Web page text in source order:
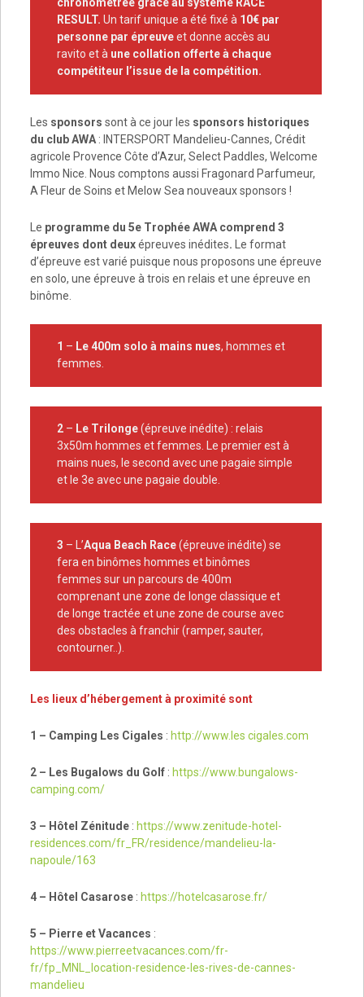
chronométrée grâce au système RACE
RESULT. Un tarif unique a été fixé à 10€ par
personne par épreuveet donne accès au
ravito et à une collation offerte à chaque
compétiteur l’issue de la compétition.
Les sponsors sont à ce jour les sponsors historiques
du club AWA : INTERSPORT Mandelieu-Cannes, Crédit
agricole Provence Côte d’Azur, Select Paddles, Welcome
Immo Nice. Nous comptons aussi Fragonard Parfumeur,
A Fleur de Soins et Melow Sea nouveaux sponsors !
Le programme du 5e Trophée AWA comprend 3
épreuves dont deuxépreuves inédites. Le format
d’épreuve est varié puisque nous proposons une épreuve
en solo, une épreuve à trois en relais et une épreuve en
binôme.
1 – Le 400m solo à mains nues, hommes et
femmes.
2– Le Trilonge(épreuve inédite) : relais
3x50m hommes et femmes. Le premier est à
mains nues, le second avec une pagaie simple
et le 3e avec une pagaie double.
3 – L’Aqua Beach Race(épreuve inédite) se
fera en binômes hommes et binômes
femmes sur un parcours de 400m
comprenant une zone de longe classique et
de longe tractée et une zone de course avec
des obstacles à franchir (ramper, sauter,
contourner..).
Les lieux d’hébergement à proximité sont
1 – Camping Les Cigales : http://www.les cigales.com
2 – Les Bugalows du Golf: https://www.bungalows-
camping.com/
3 – Hôtel Zénitude: https://www.zenitude-hotel-
residences.com/fr_FR/residence/mandelieu-la-
napoule/163
4 – Hôtel Casarose: https://hotelcasarose.fr/
5 – Pierre et Vacances :
https://www.pierreetvacances.com/fr-
fr/fp_MNL_location-residence-les-rives-de-cannes-
mandelieu